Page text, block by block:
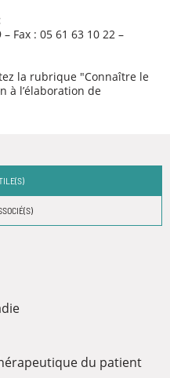
– Fax : 05 61 63 10 22 –
la rubrique "Connaître le
à l’élaboration de
du patient